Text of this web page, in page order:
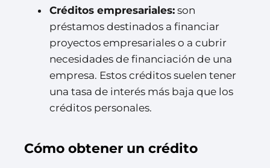
Créditos empresariales: son
préstamos destinados a financiar
proyectos empresariales o a cubrir
necesidades de financiación de una
empresa. Estos créditos suelen tener
una tasa de interés más baja que los
créditos personales.
Cómo obtener un crédito